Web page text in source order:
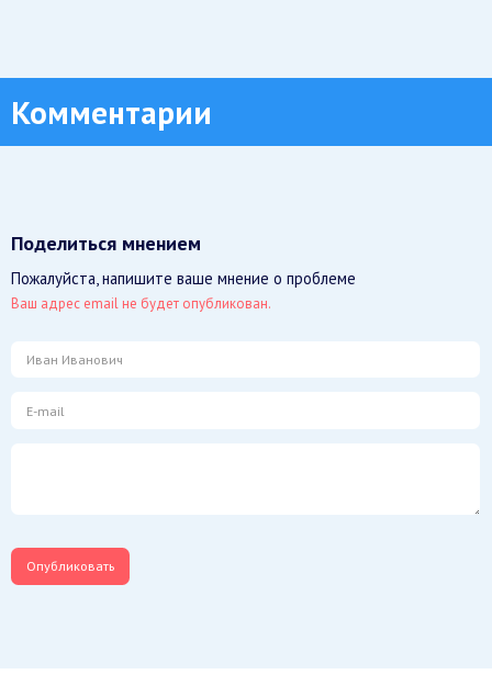
Комментарии
Поделиться мнением
Пожалуйста, напишите ваше мнение о проблеме
Ваш адрес email не будет опубликован.